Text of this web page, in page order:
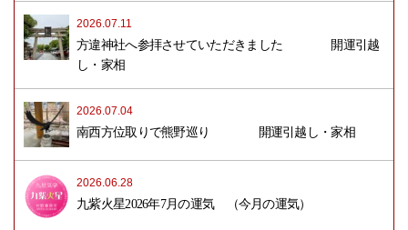
2026.07.11
方違神社へ参拝させていただきました 開運引越
し・家相
2026.07.04
南西方位取りで熊野巡り 開運引越し・家相
2026.06.28
九紫火星2026年7月の運気 （今月の運気）